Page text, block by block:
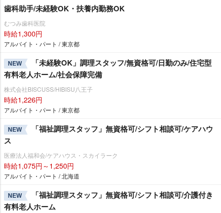
歯科助手/未経験OK・扶養内勤務OK
むつみ歯科医院
時給1,300円
アルバイト・パート / 東京都
NEW
「未経験OK」調理スタッフ/無資格可/日勤のみ/住宅型
有料老人ホーム/社会保障完備
株式会社BISCUSS/HIBISU八王子
時給1,226円
アルバイト・パート / 東京都
NEW
「福祉調理スタッフ」無資格可/シフト相談可/ケアハウ
ス
医療法人福和会/ケアハウス・スカイラーク
時給1,075円～1,250円
アルバイト・パート / 北海道
NEW
「福祉調理スタッフ」無資格可/シフト相談可/介護付き
有料老人ホーム